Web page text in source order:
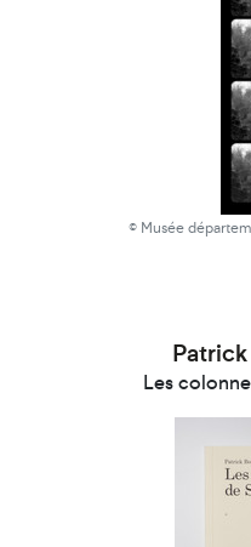
© Musée
Les